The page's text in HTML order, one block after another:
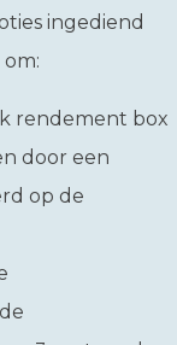
ingediend
rendement box
door een
op de